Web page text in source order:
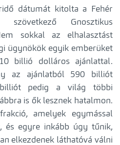
dátumát kitolta a Fehér
szövetkező Gnosztikus
sokkal az elhalasztást
ügynökök egyik emberüket
billió dolláros ajánlattal.
az ajánlatból 590 billiót
pedig a világ többi
is ők lesznek hatalmon.
amelyek egymással
és egyre inkább úgy tűnik,
elkezdenek láthatóvá válni